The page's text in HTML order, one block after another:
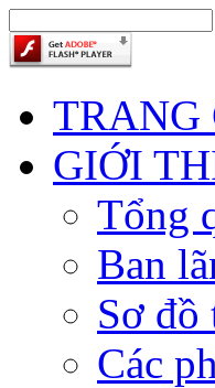
TRANG
GIỚI
Tổng
Ban
Sơ đồ
Các